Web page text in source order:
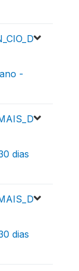
-
dias
dias